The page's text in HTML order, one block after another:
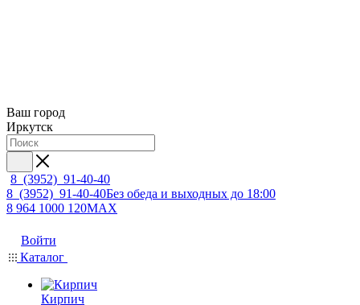
Ваш город
Иркутск
8 (3952) 91-40-40
8 (3952) 91-40-40Без обеда и выходных до 18:00
8 964 1000 120MAX
Войти
Каталог
Кирпич